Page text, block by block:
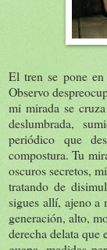
El tren se pone en
Observo
mi mirada se
deslumbrada,
periódico que
compostura. Tu
oscuros secretos,
tratando de
sigues allí, ajeno
generación, alto,
derecha delata que